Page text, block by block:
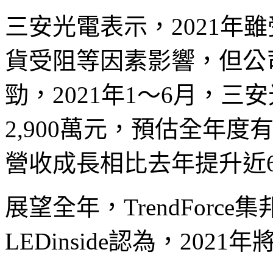
三安光電表示，2021年
貨受阻等因素影響，但
勁，2021年1～6月，三
2,900萬元，預估全年度
營收成長相比去年提升近
展望全年，TrendForce
LEDinside認為，2021年